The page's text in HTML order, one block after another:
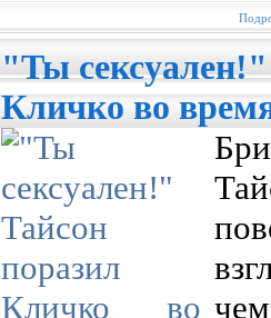
"Ты сексуален!"
Кличко во